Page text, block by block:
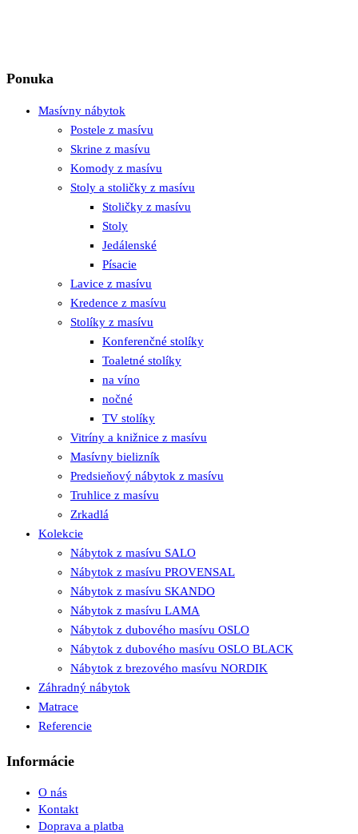
Ponuka
Masívny nábytok
Postele z masívu
Skrine z masívu
Komody z masívu
Stoly a stoličky z masívu
Stoličky z masívu
Stoly
Jedálenské
Písacie
Lavice z masívu
Kredence z masívu
Stolíky z masívu
Konferenčné stolíky
Toaletné stolíky
na víno
nočné
TV stolíky
Vitríny a knižnice z masívu
Masívny bielizník
Predsieňový nábytok z masívu
Truhlice z masívu
Zrkadlá
Kolekcie
Nábytok z masívu SALO
Nábytok z masívu PROVENSAL
Nábytok z masívu SKANDO
Nábytok z masívu LAMA
Nábytok z dubového masívu OSLO
Nábytok z dubového masívu OSLO BLACK
Nábytok z brezového masívu NORDIK
Záhradný nábytok
Matrace
Referencie
Informácie
O nás
Kontakt
Doprava a platba